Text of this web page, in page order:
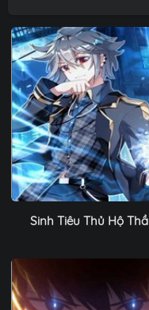
Sinh Tiêu Thủ Hộ